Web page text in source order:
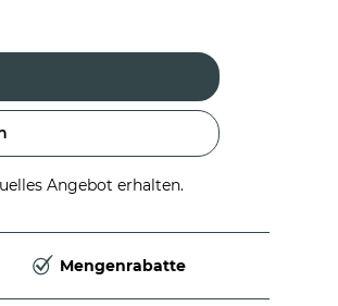
Angebot erhalten.
Mengenrabatte